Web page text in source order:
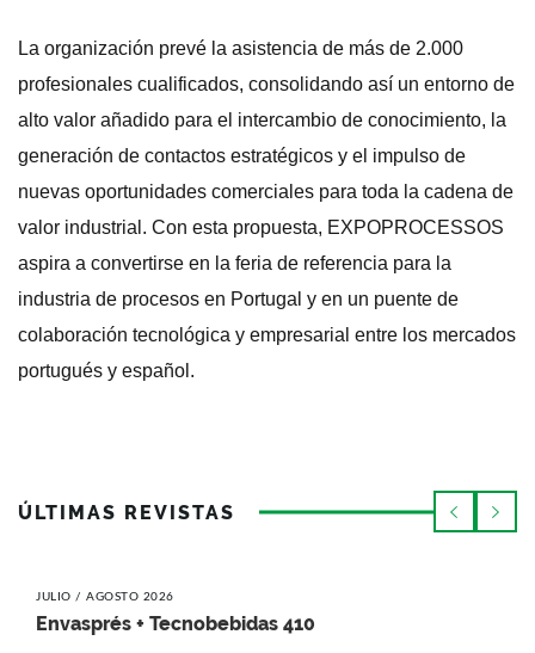
La organización prevé la asistencia de más de 2.000
profesionales cualificados, consolidando así un entorno de
alto valor añadido para el intercambio de conocimiento, la
generación de contactos estratégicos y el impulso de
nuevas oportunidades comerciales para toda la cadena de
valor industrial. Con esta propuesta, EXPOPROCESSOS
aspira a convertirse en la feria de referencia para la
industria de procesos en Portugal y en un puente de
colaboración tecnológica y empresarial entre los mercados
portugués y español.
ÚLTIMAS REVISTAS
JULIO / AGOSTO 2026
Envasprés + Tecnobebidas 410